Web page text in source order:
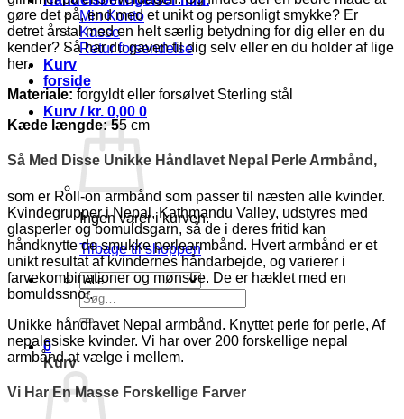
Min Konto
Kasse
Retur forsendelse
Kurv
forside
Kurv / kr. 0,00 0
Ingen varer i kurven.
Tilbage til shoppen
Søg
efter:
0
Kurv
gøre det på, end med et unikt og personligt smykke? Er
detret årstal med en helt særlig betydning for dig eller en du
kender? Så har du gaven til dig selv eller en du holder af lige
her.
Materiale: forgyldt eller forsølvet Sterling stål
Kæde længde: 55 cm
Så Med Disse Unikke Håndlavet Nepal Perle Armbånd,
som er Roll-on armbånd som passer til næsten alle kvinder.
Kvindegrupper i Nepal, Kathmandu Valley, udstyres med
glasperler og bomuldsgarn, så de i deres fritid kan
håndknytte de smukke perlearmbånd. Hvert armbånd er et
unikt resultat af kvindernes håndarbejde, og varierer i
farvekombinationer og mønstre. De er hæklet med en
bomuldssnor.
Unikke håndlavet Nepal armbånd. Knyttet perle for perle, Af
nepalesiske kvinder. Vi har over 200 forskellige nepal
armbånd at vælge i mellem.
Vi Har En Masse Forskellige Farver